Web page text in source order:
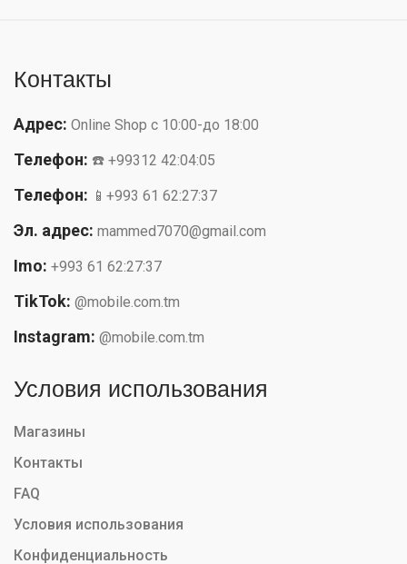
Контакты
Адрес: Online Shop с 10:00-до 18:00
Телефон: ☎️ +99312 42:04:05
Телефон: 📱+993 61 62:27:37
Эл. адрес: mammed7070@gmail.com
Imo: +993 61 62:27:37
TikTok: @mobile.com.tm
Instagram: @mobile.com.tm
Условия использования
Магазины
Контакты
FAQ
Условия использования
Конфиденциальность